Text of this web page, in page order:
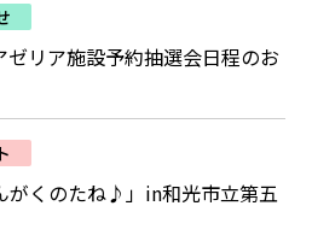
リア施設予約抽選会日程のお
がくのたね♪」in和光市立第五